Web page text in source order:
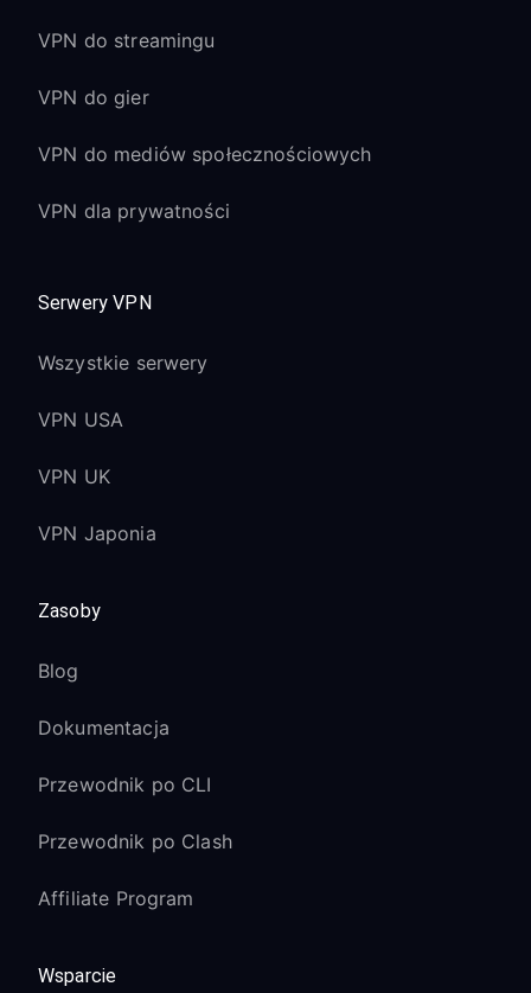
VPN do streamingu
VPN do gier
VPN do mediów społecznościowych
VPN dla prywatności
Serwery VPN
Wszystkie serwery
VPN USA
VPN UK
VPN Japonia
Zasoby
Blog
Dokumentacja
Przewodnik po CLI
Przewodnik po Clash
Affiliate Program
Wsparcie